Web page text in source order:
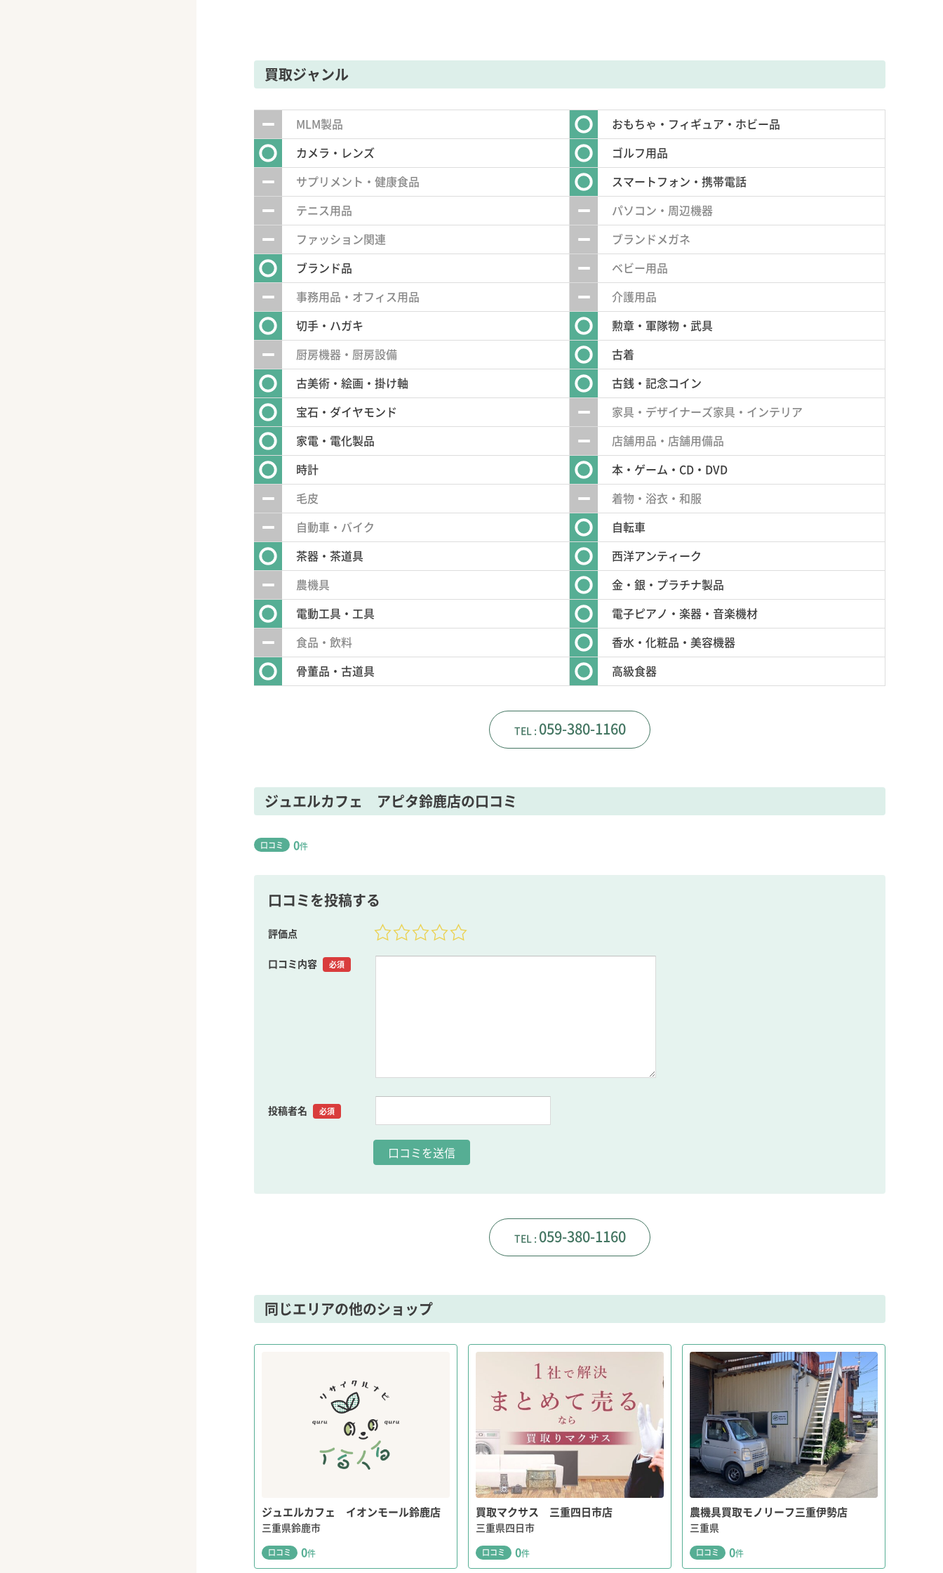
買取ジャンル
MLM製品
おもちゃ・フィギュア・ホビー品
カメラ・レンズ
ゴルフ用品
サプリメント・健康食品
スマートフォン・携帯電話
テニス用品
パソコン・周辺機器
ファッション関連
ブランドメガネ
ブランド品
ベビー用品
事務用品・オフィス用品
介護用品
切手・ハガキ
勲章・軍隊物・武具
厨房機器・厨房設備
古着
古美術・絵画・掛け軸
古銭・記念コイン
宝石・ダイヤモンド
家具・デザイナーズ家具・インテリア
家電・電化製品
店舗用品・店舗用備品
時計
本・ゲーム・CD・DVD
毛皮
着物・浴衣・和服
自動車・バイク
自転車
茶器・茶道具
西洋アンティーク
農機具
金・銀・プラチナ製品
電動工具・工具
電子ピアノ・楽器・音楽機材
食品・飲料
香水・化粧品・美容機器
骨董品・古道具
高級食器
059-380-1160
ジュエルカフェ アピタ鈴鹿店の口コミ
口コミ 0件
口コミを投稿する
評価点
口コミ内容 必須
投稿者名 必須
059-380-1160
同じエリアの他のショップ
ジュエルカフェ イオンモール鈴鹿店
三重県鈴鹿市
口コミ 0件
買取マクサス 三重四日市店
三重県四日市
口コミ 0件
農機具買取モノリーフ三重伊勢店
三重県
口コミ 0件